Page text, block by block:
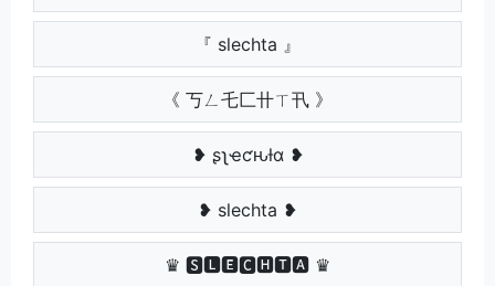
『 slechta 』
《 丂ㄥ乇匚卄ㄒ卂 》
❥ ʂʅҽƈԋƚα ❥
❥ slechta ❥
♛ 🆂🅻🅴🅲🅷🆃🅰 ♛